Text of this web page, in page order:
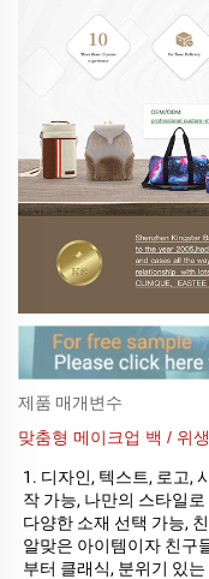
제품 매개변수
맞춤형 메이크업 백 / 위
1. 디자인, 텍스트, 로고,
작 가능, 나만의 스타일
다양한 소재 선택 가능,
알맞은 아이템이자 친구
부터 클래식, 분위기 있